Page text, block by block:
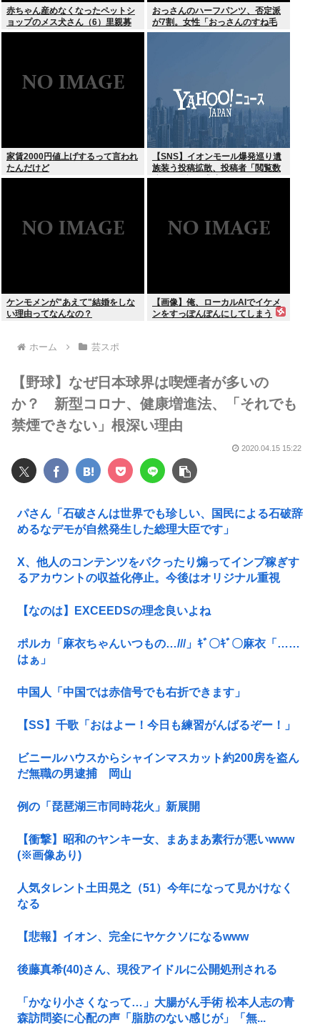
赤ちゃん産めなくなったペットシ
ョップのメス犬さん（6）里親募
集されてしまうwww
おっさんのハーフパンツ、否定派
が7割。女性「おっさんのすね毛
なんて見たくないじゃないですか
家賃2000円値上げするって言われ
たんだけど
【SNS】イオンモール爆発巡り遺
族装う投稿拡散、投稿者「閲覧数
稼ぎや承認欲求止まらなくなっ
ケンモメンが"あえて"結婚をしな
い理由ってなんなの？
【画像】俺、ローカルAIでイケメ
ンをすっぽんぽんにしてしまう
ホーム 芸スポ
【野球】なぜ日本球界は喫煙者が多いの
か？ 新型コロナ、健康増進法、「それでも
禁煙できない」根深い理由
2020.04.15 15:22
パさん「石破さんは世界でも珍しい、国民による石破辞
めるなデモが自然発生した総理大臣です」
X、他人のコンテンツをパクったり煽ってインプ稼ぎす
るアカウントの収益化停止。今後はオリジナル重視
【なのは】EXCEEDSの理念良いよね
ポルカ「麻衣ちゃんいつもの…///」ｷﾞ〇ｷﾞ〇麻衣「……
はぁ」
中国人「中国では赤信号でも右折できます」
【SS】千歌「おはよー！今日も練習がんばるぞー！」
ビニールハウスからシャインマスカット約200房を盗ん
だ無職の男逮捕 岡山
例の「琵琶湖三市同時花火」新展開
【衝撃】昭和のヤンキー女、まあまあ素行が悪いwww
(※画像あり)
人気タレント土田晃之（51）今年になって見かけなく
なる
【悲報】イオン、完全にヤケクソになるwww
後藤真希(40)さん、現役アイドルに公開処刑される
「かなり小さくなって…」大腸がん手術 松本人志の青
森訪問姿に心配の声「脂肪のない感じが」「無...